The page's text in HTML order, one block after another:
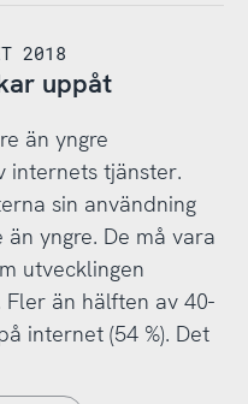
2018
uppåt
än yngre
internets tjänster.
sin användning
yngre. De må vara
utvecklingen
än hälften av 40-
internet (54 %). Det